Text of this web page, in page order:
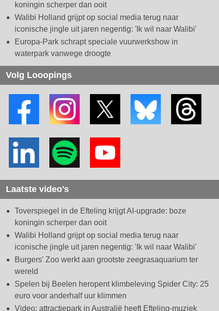
koningin scherper dan ooit
Walibi Holland grijpt op social media terug naar
iconische jingle uit jaren negentig: 'Ik wil naar Walibi'
Europa-Park schrapt speciale vuurwerkshow in
waterpark vanwege droogte
Volg Looopings
Laatste video's
Toverspiegel in de Efteling krijgt AI-upgrade: boze
koningin scherper dan ooit
Walibi Holland grijpt op social media terug naar
iconische jingle uit jaren negentig: 'Ik wil naar Walibi'
Burgers' Zoo werkt aan grootste zeegrasaquarium ter
wereld
Spelen bij Beelen heropent klimbeleving Spider City: 25
euro voor anderhalf uur klimmen
Video: attractiepark in Australië heeft Efteling-muziek